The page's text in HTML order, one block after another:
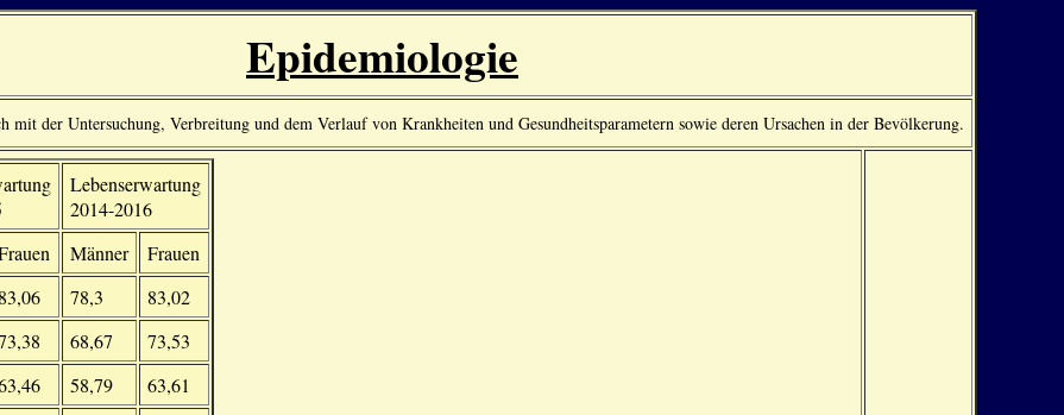
Epidemiologie
mit der Untersuchung, Verbreitung und dem Verlauf von Krankheiten und Gesundheitsparametern sowie deren Ursachen in der Bevölkerung.
Lebenserwartung
2014-2016
Männer
Frauen
83,06 78,3
83,02
68,67
73,53
58,79
63,61